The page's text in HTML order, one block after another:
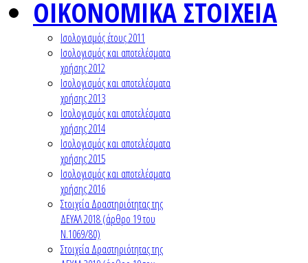
ΟΙΚΟΝΟΜΙΚΑ ΣΤΟΙΧΕΙΑ
Ισολογισμός έτους 2011
Ισολογισμός και αποτελέσματα
χρήσης 2012
Ισολογισμός και αποτελέσματα
χρήσης 2013
Ισολογισμός και αποτελέσματα
χρήσης 2014
Ισολογισμός και αποτελέσματα
χρήσης 2015
Ισολογισμός και αποτελέσματα
χρήσης 2016
Στοιχεία Δραστηριότητας της
ΔΕΥΑΛ 2018 (άρθρο 19 του
Ν.1069/80)
Στοιχεία Δραστηριότητας της